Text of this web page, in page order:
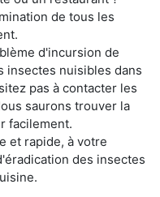
de tous les
d'incursion de
insectes nuisibles dans
pas à contacter les
saurons trouver la
facilement.
et rapide, à votre
des insectes